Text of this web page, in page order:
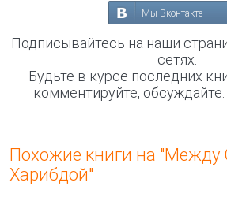
Мы Вконтакте
Подписывайтесь на наши
сетях.
Будьте в курсе последних
комментируйте,
Похожие книги на "Между
Харибдой"